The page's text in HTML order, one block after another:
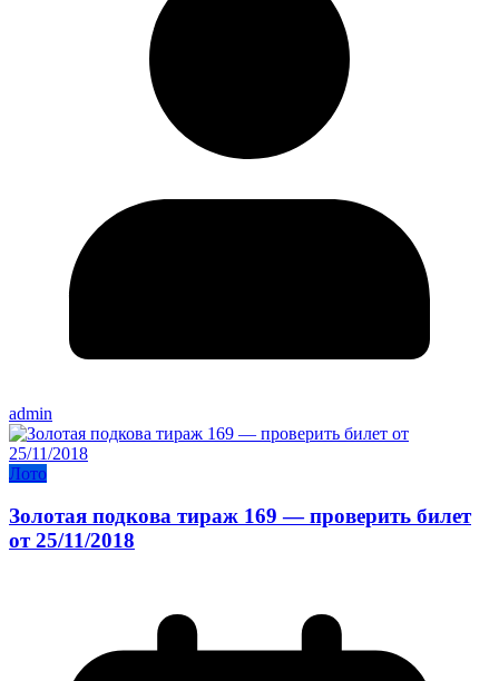
admin
Лото
Золотая подкова тираж 169 — проверить билет
от 25/11/2018